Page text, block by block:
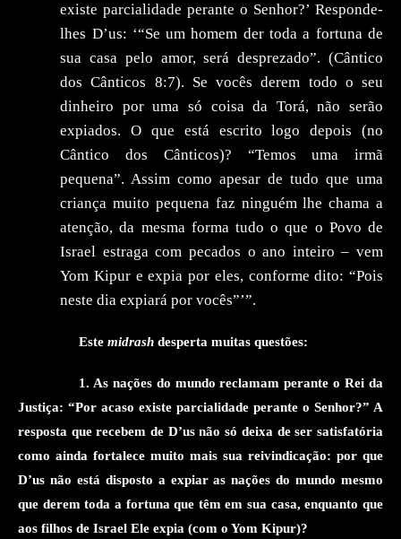
existe parcialidade perante o Senhor?’ Responde-
lhes D’us: ‘“Se um homem der toda a fortuna de
sua casa pelo amor, será desprezado”. (Cântico
dos Cânticos 8:7). Se vocês derem todo o seu
dinheiro por uma só coisa da Torá, não serão
expiados. O que está escrito logo depois (no
Cântico dos Cânticos)? “Temos uma irmã
pequena”.Assim como apesar de tudo que uma
criança muito pequena faz ninguém lhe chama a
atenção, da mesma forma tudo o que o Povo de
Israel estraga com pecados o ano inteiro – vem
Yom Kipur e expia por eles, conforme dito: “Pois
neste dia expiará por vocês”’”.
Estemidrash desperta muitas questões:
1. As nações do mundo reclamam perante o Rei da
Justiça: “Por acaso existe parcialidade perante o Senhor?” A
resposta que recebem de D’us não só deixa de ser satisfatória
como ainda fortalece muito mais sua reivindicação: por que
D’us não está disposto a expiar as nações do mundo mesmo
que derem toda a fortuna que têm em sua casa, enquanto que
aos filhos de Israel Ele expia (com o Yom Kipur)?